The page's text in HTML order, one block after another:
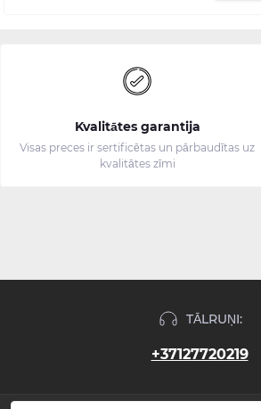
Kvalitātes garantija
Visas preces ir sertificētas un pārbaudītas uz
kvalitātes zīmi
TĀLRUŅI:
+37127720219